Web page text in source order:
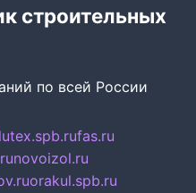
строительных
по всей России
fas.ru
novoizol.ru
orakul.spb.ru